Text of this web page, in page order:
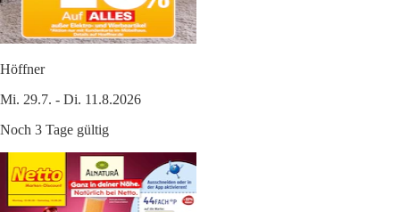
Höffner
Mi. 29.7. - Di. 11.8.2026
Noch 3 Tage gültig